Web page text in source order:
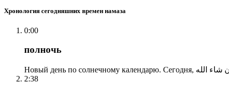
Хронология сегодняшних времен намаза
0:00
полночь
2:38